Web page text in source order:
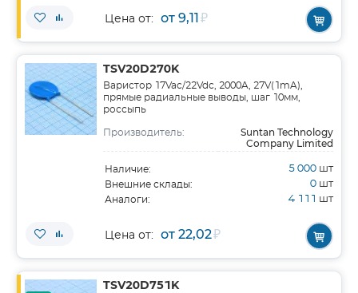
Цена от: от 9,11₽
TSV20D270K
Варистор 17Vac/22Vdc, 2000A, 27V(1mA),
прямые радиальные выводы, шаг 10мм,
россыпь
Производитель:
Suntan Technology
Company Limited
Наличие: 5 000 шт
Внешние склады: 0 шт
Аналоги: 4 111 шт
Цена от: от 22,02₽
TSV20D751K